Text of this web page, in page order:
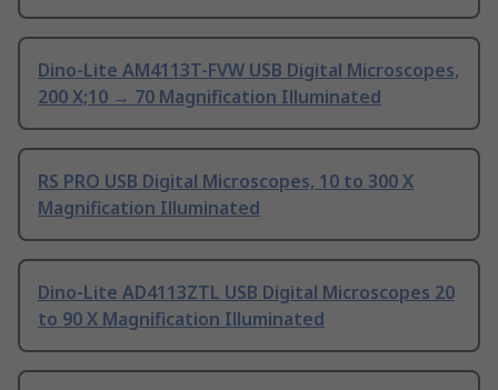
Dino-Lite AM4113T-FVW USB Digital Microscopes,
200 X;10 → 70 Magnification Illuminated
RS PRO USB Digital Microscopes, 10 to 300 X
Magnification Illuminated
Dino-Lite AD4113ZTL USB Digital Microscopes 20
to 90 X Magnification Illuminated